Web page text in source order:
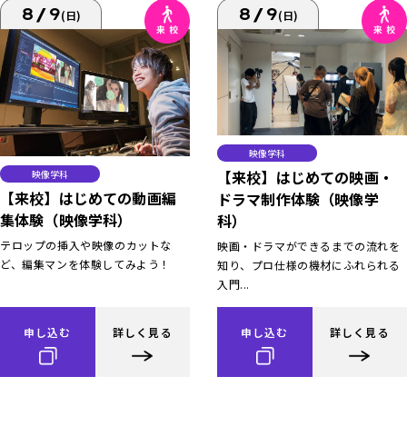
8/9(日)
映像学科
【来校】はじめての動画編
集体験（映像学科）
テロップの挿入や映像のカットな
ど、編集マンを体験してみよう！
申し込む 詳しく見る
8/9(日)
映像学科
【来校】はじめての映画・
ドラマ制作体験（映像学
科）
映画・ドラマができるまでの流れを
知り、プロ仕様の機材にふれられる
入門...
申し込む 詳しく見る